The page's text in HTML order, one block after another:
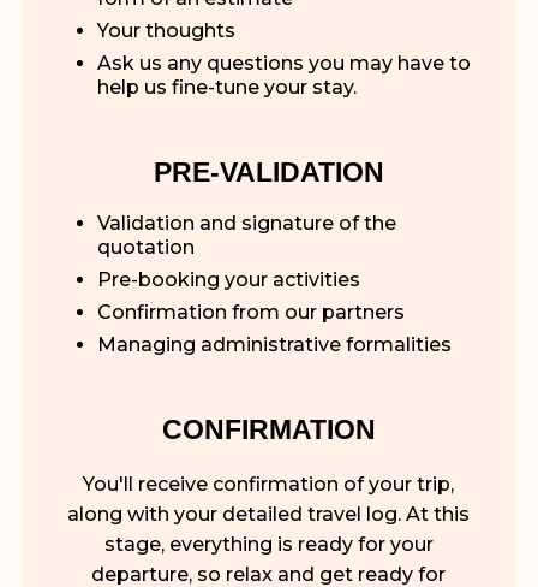
Your thoughts
Ask us any questions you may have to
help us fine-tune your stay.
PRE-VALIDATION
Validation and signature of the
quotation
Pre-booking your activities
Confirmation from our partners
Managing administrative formalities
CONFIRMATION
You'll receive confirmation of your trip,
along with your detailed travel log. At this
stage, everything is ready for your
departure, so relax and get ready for